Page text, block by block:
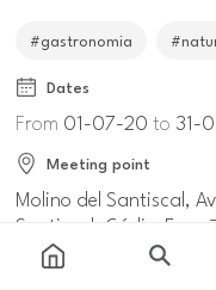
#gastronomia
Dates
From 01-07-20to 31-
Meeting point
Molino del Santiscal,
Santiscal, Cádiz,